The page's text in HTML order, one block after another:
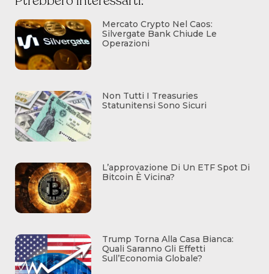
Mercato Crypto Nel Caos:
Silvergate Bank Chiude Le
Operazioni
Non Tutti I Treasuries
Statunitensi Sono Sicuri
L’approvazione Di Un ETF Spot Di
Bitcoin È Vicina?
Trump Torna Alla Casa Bianca:
Quali Saranno Gli Effetti
Sull’Economia Globale?